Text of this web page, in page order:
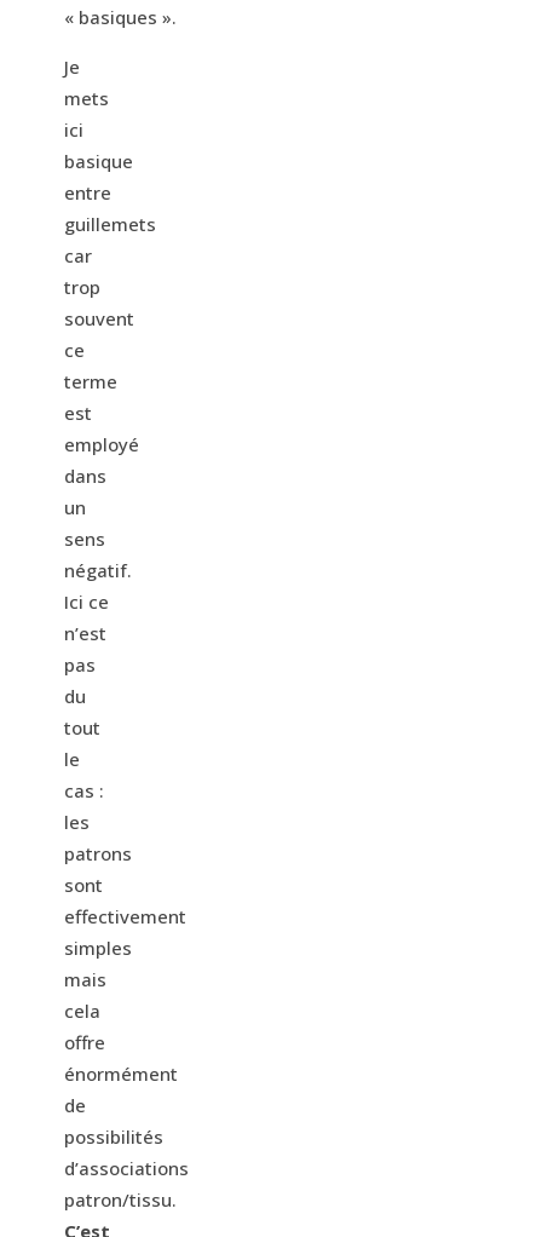
« basiques ».
Je
mets
ici
basique
entre
guillemets
car
trop
souvent
ce
terme
est
employé
dans
un
sens
négatif.
Ici ce
n’est
pas
du
tout
le
cas :
les
patrons
sont
effectivement
simples
mais
cela
offre
énormément
de
possibilités
d’associations
patron/tissu.
C’est